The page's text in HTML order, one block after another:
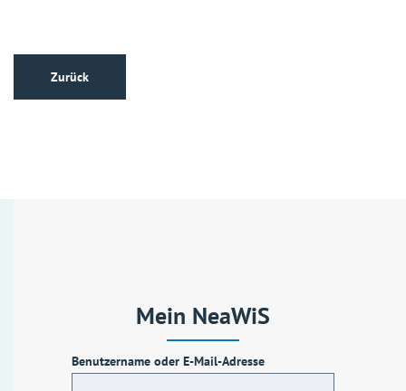
Zurück
Mein NeaWiS
Benutzername oder E-Mail-Adresse